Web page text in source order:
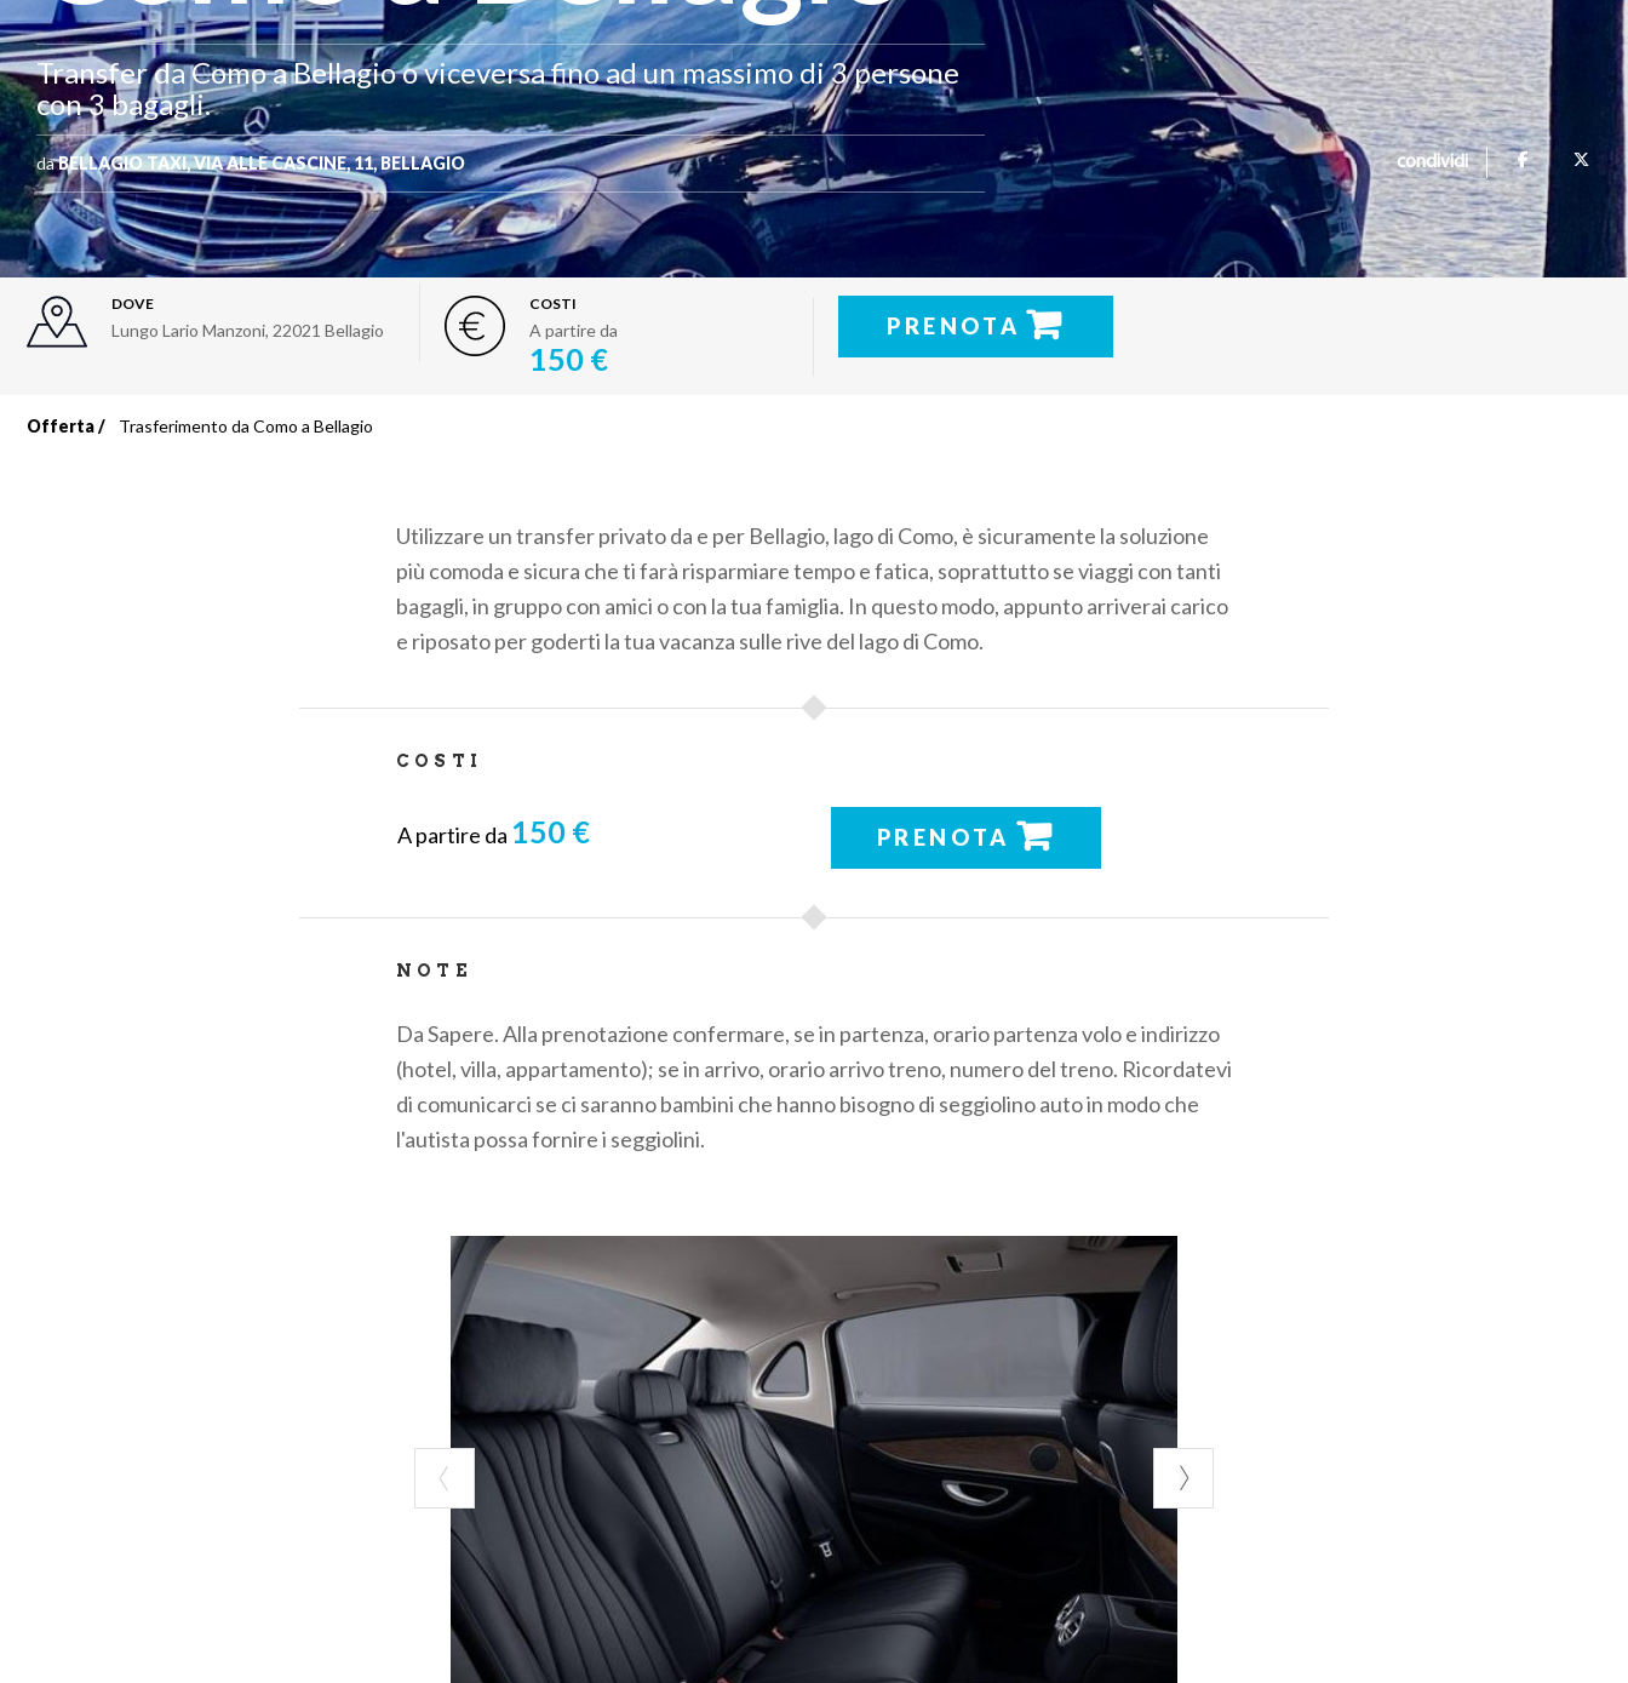
Transfer da Como a Bellagio o viceversa fino ad un massimo di 3 persone
con 3 bagagli.
daBELLAGIO TAXI, VIA ALLE CASCINE, 11, BELLAGIO condividi
DOVE
Lungo Lario Manzoni, 22021 Bellagio
COSTI
A partire da
150 €
PRENOTA
Offerta Trasferimento da Como a Bellagio
Utilizzare un transfer privato da e per Bellagio, lago di Como, è sicuramente la soluzione
più comoda e sicura che ti farà risparmiare tempo e fatica, soprattutto se viaggi con tanti
bagagli, in gruppo con amici o con la tua famiglia. In questo modo, appunto arriverai carico
e riposato per goderti la tua vacanza sulle rive del lago di Como.
COSTI
A partire da 150 € PRENOTA
NOTE
Da Sapere. Alla prenotazione confermare, se in partenza, orario partenza volo e indirizzo
(hotel, villa, appartamento); se in arrivo, orario arrivo treno, numero del treno. Ricordatevi
di comunicarci se ci saranno bambini che hanno bisogno di seggiolino auto in modo che
l'autista possa fornire i seggiolini.